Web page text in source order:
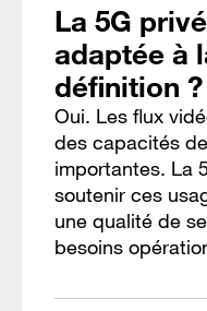
La 5G
adaptée à
définition ?
Oui. Les flux
des capacités
importantes. La
soutenir ces
une qualité de
besoins